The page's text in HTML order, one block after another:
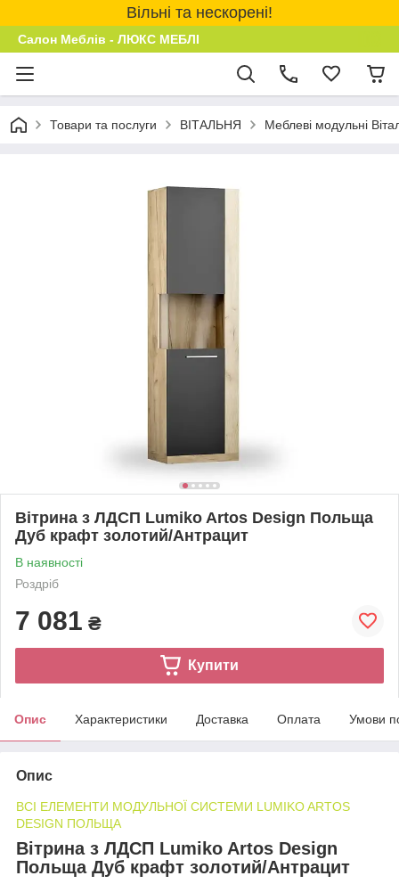
Вільні та нескорені!
Салон Меблів - ЛЮКС МЕБЛІ
Товари та послуги ВІТАЛЬНЯ Меблеві модульні
Вітрина з ЛДСП Lumiko Artos Design Польща
Дуб крафт золотий/Антрацит
В наявності
Роздріб
7 081 ₴
Купити
Опис Характеристики Доставка Оплата Умови
Опис
ВСІ ЕЛЕМЕНТИ МОДУЛЬНОЇ СИСТЕМИ LUMIKO ARTOS
DESIGN ПОЛЬЩА
Вітрина з ЛДСП Lumiko Artos Design
Польща Дуб крафт золотий/Антрацит